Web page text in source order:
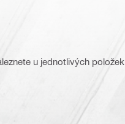
u jednotlivých položek.